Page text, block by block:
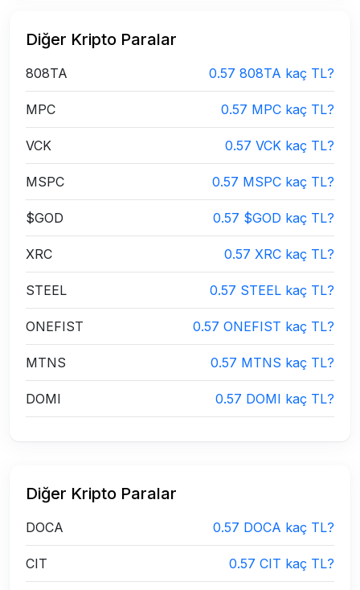
Diğer Kripto Paralar
808TA 0.57 808TA kaç TL?
MPC 0.57 MPC kaç TL?
VCK 0.57 VCK kaç TL?
MSPC 0.57 MSPC kaç TL?
$GOD 0.57 $GOD kaç TL?
XRC 0.57 XRC kaç TL?
STEEL 0.57 STEEL kaç TL?
ONEFIST 0.57 ONEFIST kaç TL?
MTNS 0.57 MTNS kaç TL?
DOMI 0.57 DOMI kaç TL?
Diğer Kripto Paralar
DOCA 0.57 DOCA kaç TL?
CIT 0.57 CIT kaç TL?